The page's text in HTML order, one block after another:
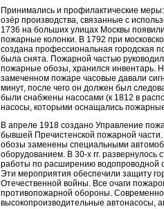
Принимались и профилактические
озёр производства, связанные с
1736 на больших улицах Москвы
пожарные колонки. В 1792 при
создана профессиональная городская
была снята. Пожарной частью
пожарные обозы, хранился инвентарь.
замеченном пожаре часовые давали
минут, после чего он должен был
были снабжены насосами (к 1812 в
насосы, которыми оснащались
В апреле 1918 создано Управление
бывшей Пречистенской пожарной
обозы заменены специальными
оборудованием. В 30-х гг.
работы по расширению водопроводной
Эти мероприятия обеспечили защиту
Отечественной войны. Все очаги
противопожарной обороны.
высокопроизводительные автонасосы,